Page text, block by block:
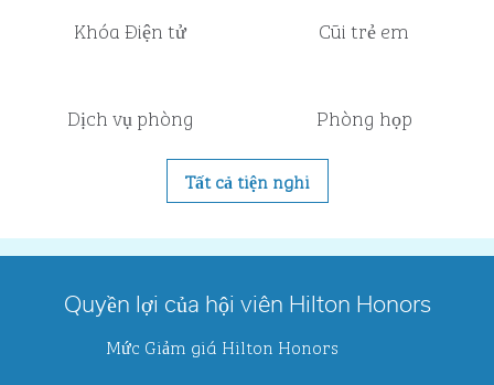
Khóa Điện tử Cũi trẻ em
Dịch vụ phòng Phòng họp
Tất cả tiện nghi
Quyền lợi của hội viên Hilton Honors
Mức Giảm giá Hilton Honors